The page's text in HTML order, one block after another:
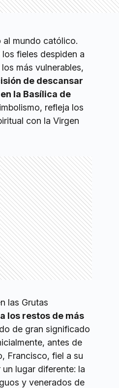
al mundo católico.
fieles despiden a
más vulnerables,
de descansar
la Basílica de
refleja los
con la Virgen
las Grutas
los restos de más
de gran significado
antes de
Francisco, fiel a su
lugar diferente: la
y venerados de